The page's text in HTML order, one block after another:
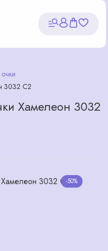
3032 С2
Хамелеон 3032
-50%